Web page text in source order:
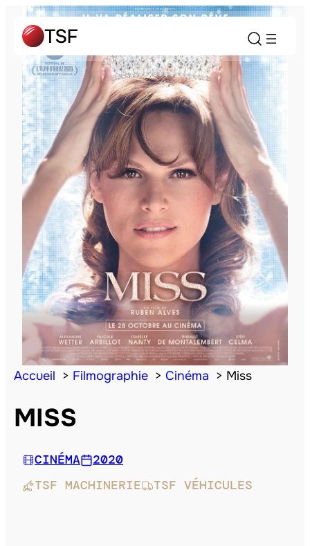
Accueil Filmographie Cinéma Miss
MISS
CINÉMA
2020
TSF MACHINERIE
TSF VÉHICULES